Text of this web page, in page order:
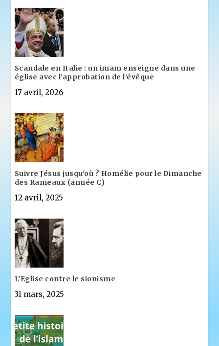
Scandale en Italie : un imam enseigne dans une
église avec l’approbation de l’évêque
17 avril, 2026
Suivre Jésus jusqu'où ? Homélie pour le Dimanche
des Rameaux (année C)
12 avril, 2025
L'Eglise contre le sionisme
31 mars, 2025